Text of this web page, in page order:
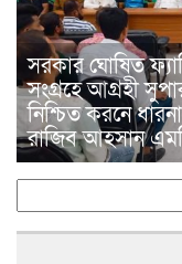
সরকার ঘোষিত
সংগ্রহে আগ্রহী
নিশ্চিত করনে
রাজিব আহসান
for: